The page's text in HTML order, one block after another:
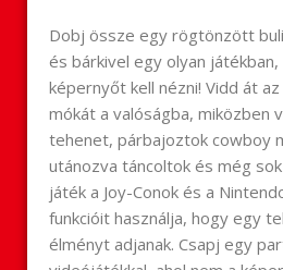
Dobj össze egy rögtönzött
és bárkivel egy olyan játékban,
képernyőt kell nézni! Vidd át
mókát a valóságba, miközben
tehenet, párbajoztok cowboy
utánozva táncoltok és még
játék a Joy-Conok és a
funkcióit használja, hogy egy
élményt adjanak. Csapj egy